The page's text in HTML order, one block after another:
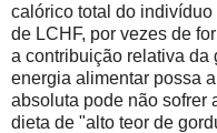
calórico total do
de LCHF, por vezes de
a contribuição relativa da
energia alimentar possa
absoluta pode não sofrer
dieta de "alto teor de